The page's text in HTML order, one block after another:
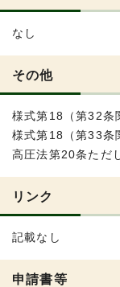
なし
その他
様式第18（第32条
様式第18（第33条
高圧法第20条ただ
リンク
記載なし
申請書等